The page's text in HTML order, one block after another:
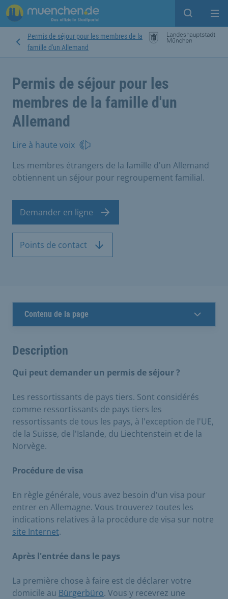
Open
Permis de séjour pour les membres de la
famille d'un Allemand
Permis de séjour pour les
membres de la famille d'un
Allemand
Lire à haute voix
Les membres étrangers de la famille d'un Allemand
obtiennent un séjour pour regroupement familial.
Demander en ligne
Points de contact
Contenu de la page
Description
Qui peut demander un permis de séjour ?
Les ressortissants de pays tiers. Sont considérés
comme ressortissants de pays tiers les
ressortissants de tous les pays, à l'exception de l'UE,
de la Suisse, de l'Islande, du Liechtenstein et de la
Norvège.
Procédure de visa
En règle générale, vous avez besoin d'un visa pour
entrer en Allemagne. Vous trouverez toutes les
indications relatives à la procédure de visa sur notre
site Internet.
Après l'entrée dans le pays
La première chose à faire est de déclarer votre
domicile au Bürgerbüro. Vous y recevrez une